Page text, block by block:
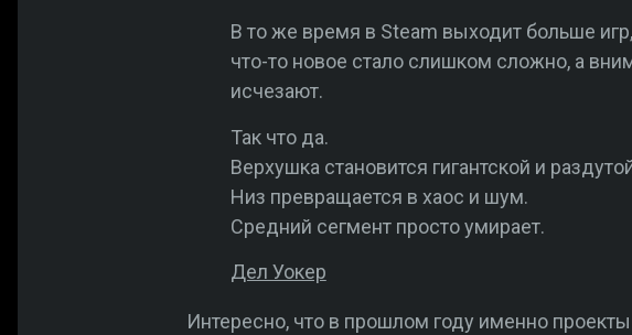
В то же время в Steam выходит больше
что-то новое стало слишком сложно, а
исчезают.
Так что да.
Верхушка становится гигантской и
Низ превращается в хаос и шум.
Средний сегмент просто умирает.
Дел Уокер
Интересно, что в прошлом году именно